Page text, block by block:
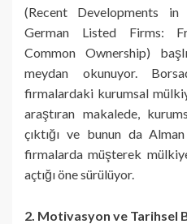
(Recent Developments
German Listed Firms:
Common Ownership)
meydan okunuyor.
firmalardaki kurumsal
araştıran makalede,
çıktığı ve bunun da
firmalarda müşterek
açtığı öne sürülüyor.
2. Motivasyon ve Tarihsel